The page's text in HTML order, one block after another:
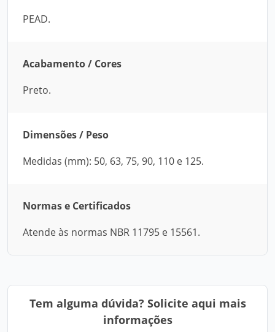
PEAD.
Acabamento / Cores
Preto.
Dimensões / Peso
Medidas (mm): 50, 63, 75, 90, 110 e 125.
Normas e Certificados
Atende às normas NBR 11795 e 15561.
Tem alguma dúvida? Solicite aqui mais
informações